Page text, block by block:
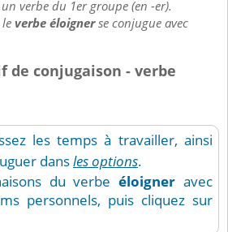
verbe du 1er groupe (en -er).
verbe éloignerse conjugue avec
de conjugaison - verbe
les temps à travailler, ainsi
dansles options.
du verbeéloigner avec
personnels, puis cliquez sur